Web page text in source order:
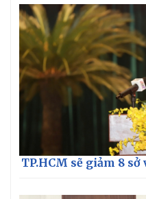
TP.HCM sẽ giảm 8